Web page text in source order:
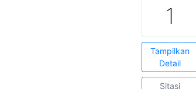
1
Tampilkan
Detail
Sitasi